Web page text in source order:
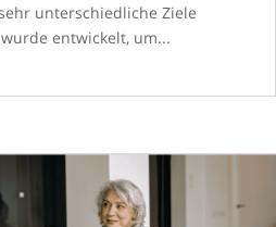
unterschiedliche Ziele
entwickelt, um...